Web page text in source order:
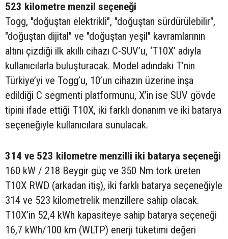
523 kilometre menzil seçeneği
Togg, "doğuştan elektrikli", "doğuştan sürdürülebilir",
"doğuştan dijital" ve "doğuştan yeşil" kavramlarının
altını çizdiği ilk akıllı cihazı C-SUV’u, ‘T10X’ adıyla
kullanıcılarla buluşturacak. Model adındaki T’nin
Türkiye’yi ve Togg’u, 10’un cihazın üzerine inşa
edildiği C segmenti platformunu, X’in ise SUV gövde
tipini ifade ettiği T10X, iki farklı donanım ve iki batarya
seçeneğiyle kullanıcılara sunulacak.
314 ve 523 kilometre menzilli iki batarya seçeneği
160 kW / 218 Beygir güç ve 350 Nm tork üreten
T10X RWD (arkadan itiş), iki farklı batarya seçeneğiyle
314 ve 523 kilometrelik menzillere sahip olacak.
T10X’in 52,4 kWh kapasiteye sahip batarya seçeneği
16,7 kWh/100 km (WLTP) enerji tüketimi değeri